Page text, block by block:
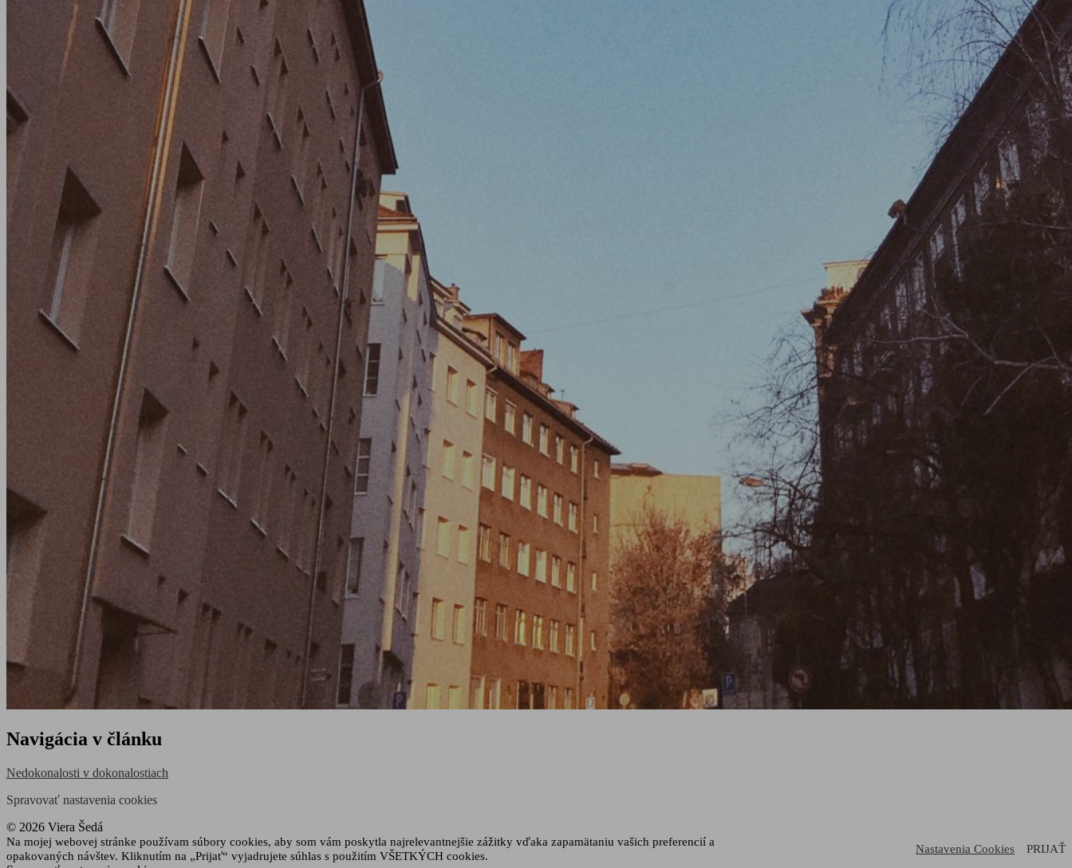
Navigácia v článku
Nedokonalosti v dokonalostiach
Spravovať nastavenia cookies
© 2026 Viera Šedá
Na mojej webovej stránke používam súbory cookies, aby som vám poskytla najrelevantnejšie zážitky vďaka zapamätaniu vašich preferencií a
opakovaných návštev. Kliknutím na „Prijať“ vyjadrujete súhlas s použitím VŠETKÝCH cookies.
Nastavenia Cookies PRIJAŤ